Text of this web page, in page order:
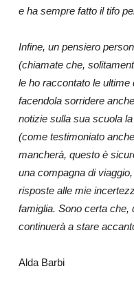
e ha sempre fatto il tifo
Infine, un pensiero
(chiamate che,
le ho raccontato le ultime
facendola sorridere
notizie sulla sua scuola
(come testimoniato
mancherà, questo è
una compagna di viaggio,
risposte alle mie
famiglia. Sono certa che,
continuerà a stare
Alda Barbi